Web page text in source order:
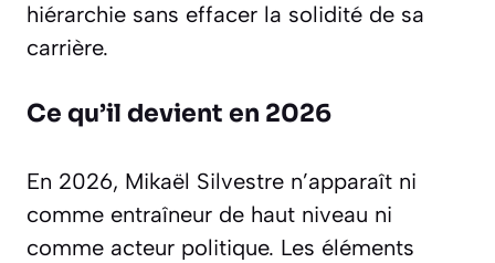
hiérarchie sans effacer la solidité de sa
carrière.
Ce qu’il devient en 2026
En 2026, Mikaël Silvestre n’apparaît ni
comme entraîneur de haut niveau ni
comme acteur politique. Les éléments